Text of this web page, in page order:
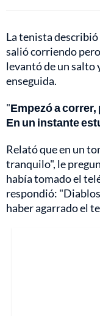
La tenista
salió corriendo
levantó de un salto
enseguida.
"Empezó a
En un instante
Relató que en un
tranquilo", le
había tomado el
respondió:
haber agarrado el